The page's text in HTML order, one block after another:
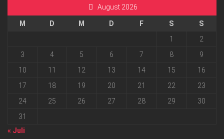
August 2026
M D M D F S
S
1
2
3
4 5 6 7 8
9
10
11 12 13 14 15
16
17
18 19 20 21 22
23
24
25 26 27 28 29
30
31
« Juli